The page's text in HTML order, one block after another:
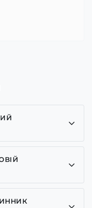
ми є
Design,
фірмові